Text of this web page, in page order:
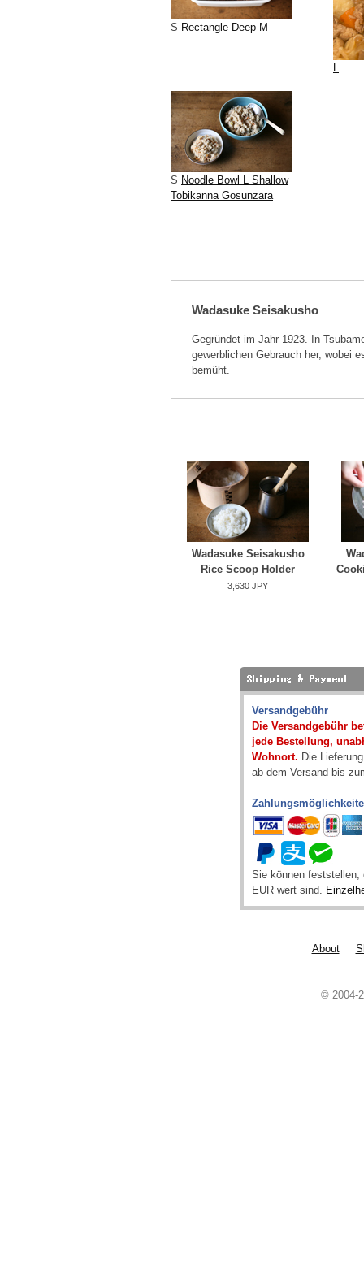
S Rectangle Deep M
L
S Noodle Bowl L Shallow
Tobikanna Gosunzara
Wadasuke Seisakusho
Gegründet im Jahr 1923. In
gewerblichen Gebrauch her, wobei
bemüht.
Wadasuke Seisakusho
Rice Scoop Holder
3,630 JPY
Versandgebühr
Die Versandgebühr
jede Bestellung,
Wohnort. Die
ab dem Versand bis
Sie können
EUR wert sind.
About
© 2004-